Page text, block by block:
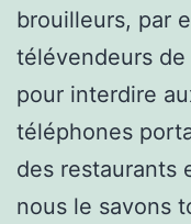
brouilleurs, par
télévendeurs
pour interdire
téléphones
des restaurants
nous le savons